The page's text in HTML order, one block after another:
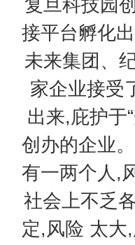
复旦科技园
接平台孵化
未来集团、
家企业接受
出来,庇护于
创办的企业
有一两个人,
社会上不乏
定,风险 太大